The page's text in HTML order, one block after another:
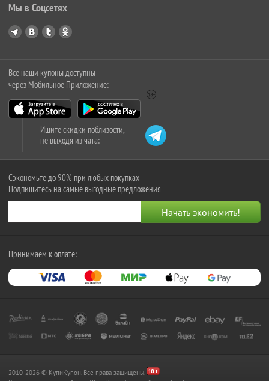
Мы в Соцсетях
Все наши купоны доступны
через Мобильное Приложение:
Ищите скидки поблизости,
не выходя из чата:
Сэкономьте до 90% при любых покупках
Подпишитесь на самые выгодные предложения
Принимаем к оплате:
2010-2026 © КупиКупон. Все права защищены.